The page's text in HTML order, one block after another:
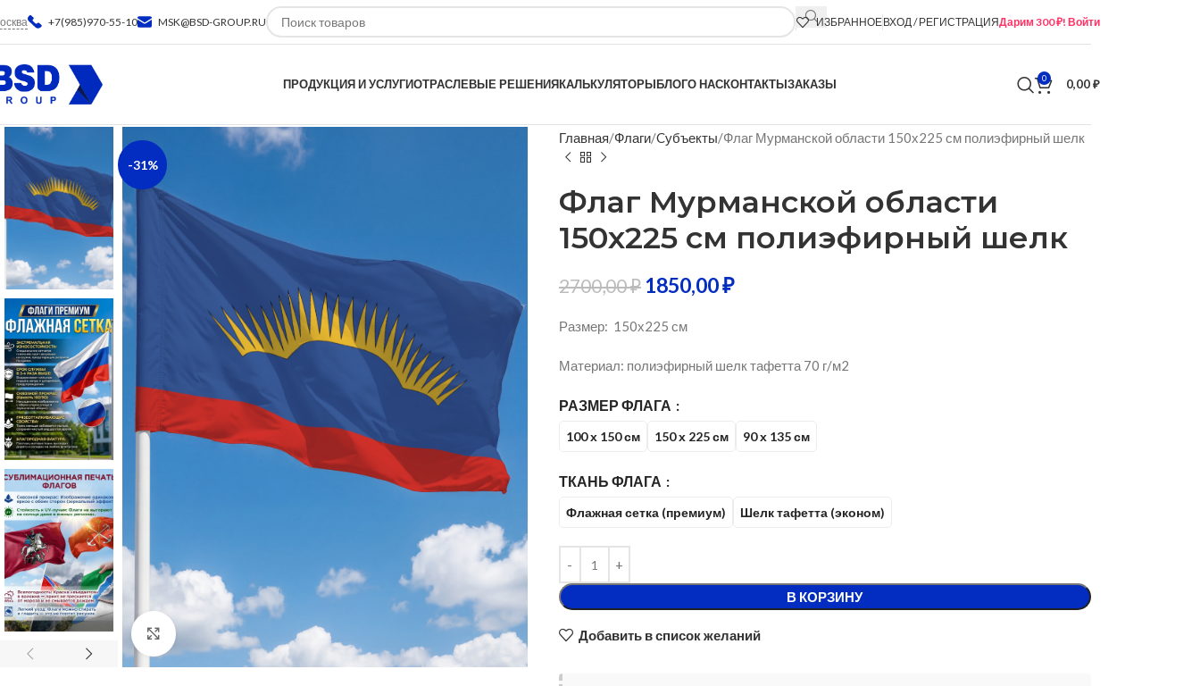
+7(985)970-55-10 MSK@BSD-GROUP.RU ИЗБРАННОЕВХОД / РЕГИСТРАЦИЯДарим 300 ₽! Войти
ПРОДУКЦИЯ И УСЛУГИОТРАСЛЕВЫЕ РЕШЕНИЯКАЛЬКУЛЯТОРЫБЛОГО НАСКОНТАКТЫЗАКАЗЫ 0 0,00₽
-31%
Нажмите, чтобы увеличить
Главная Флаги Cубъекты Флаг Мурманской области 150х225 см полиэфирный шелк
Флаг Мурманской области
150х225 см полиэфирный шелк
2700,00₽ 1850,00₽
Размер: 150х225 см
Материал: полиэфирный шелк тафетта 70 г/м2
РАЗМЕР ФЛАГА
100 х 150 см 150 х 225 см 90 х 135 см
ТКАНЬ ФЛАГА
Флажная сетка (премиум) Шелк тафетта (эконом)
В КОРЗИНУ
Добавить в список желаний